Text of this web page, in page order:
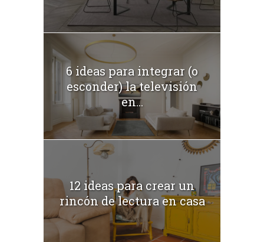
6 ideas para integrar (o
esconder) la televisión
en...
12 ideas para crear un
rincón de lectura en casa